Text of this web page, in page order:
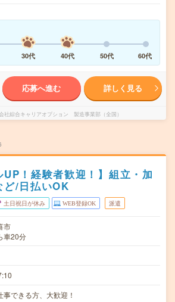
30代 40代 50代 60代
応募へ進む 詳しく見る
社綜合キャリアオプション 製造事業部（全国）
UP！経験者歓迎！】組立・加
ど/日払いOK
土日祝日が休み WEB登録OK 派遣
市
車20分
事できる方、大歓迎！